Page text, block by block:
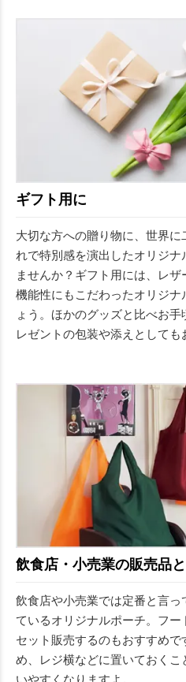
ギフト用に
大切な方への贈り物に、世界
れで特別感を演出したオリジ
ませんか？ギフト用には、レザ
機能性にもこだわったオリジ
ょう。ほかのグッズと比べお
レゼントの包装や添えとしても
飲食店・小売業の販売品
飲食店や小売業では定番と言
ているオリジナルポーチ。フ
セット販売するのもおすすめ
め、レジ横などに置いておく